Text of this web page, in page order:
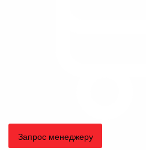
Запрос менеджеру